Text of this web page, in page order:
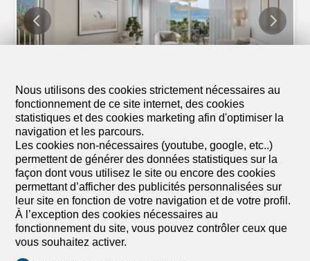
1/10
Appartement
Appartement de 4.5 pièces en
vente à Corsier-sur-Vevey - 124
m²
CHF 1'235'000.-CHF 9'960.-/m²
Corsier-sur-Vevey, 1804 Corsier-sur-Vevey
Nous utilisons des cookies strictement nécessaires au
fonctionnement de ce site internet, des cookies
statistiques et des cookies marketing afin d'optimiser la
navigation et les parcours.
Les cookies non-nécessaires (youtube, google, etc..)
permettent de générer des données statistiques sur la
façon dont vous utilisez le site ou encore des cookies
permettant d’afficher des publicités personnalisées sur
leur site en fonction de votre navigation et de votre profil.
À l’exception des cookies nécessaires au
fonctionnement du site, vous pouvez contrôler ceux que
vous souhaitez activer.